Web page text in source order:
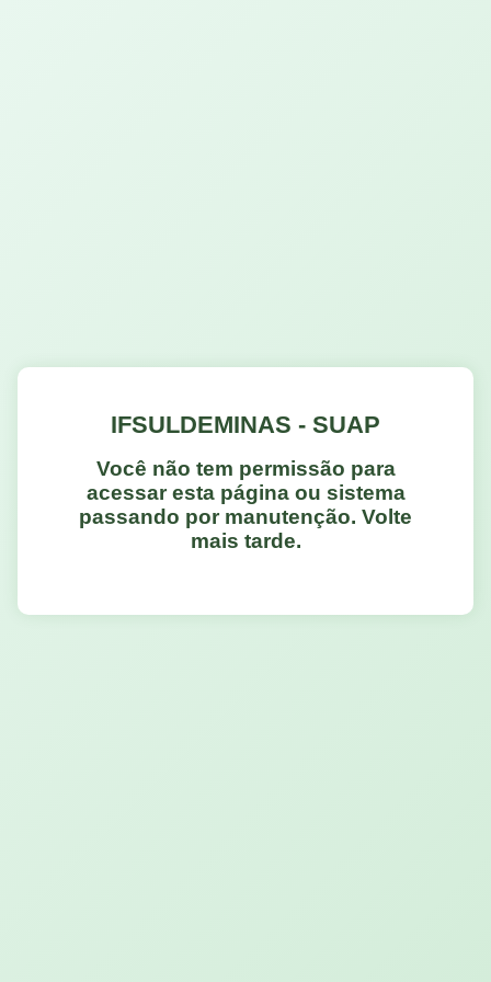
IFSULDEMINAS - SUAP
Você não tem permissão para
acessar esta página ou sistema
passando por manutenção. Volte
mais tarde.